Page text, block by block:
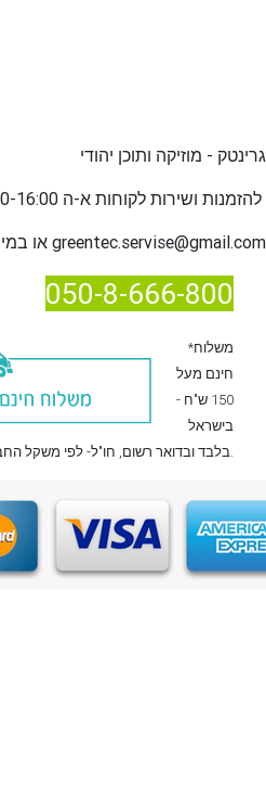
גרינטק - מוזיקה ותוכן יהודי
להזמנות ו
greentec.servise@gmail.com
050-8-666-800
*משלוח
חינם מעל
150 ש"ח -
בישראל
בלבדובדואר רשום , חו"ל- לפי משקל החבילה.